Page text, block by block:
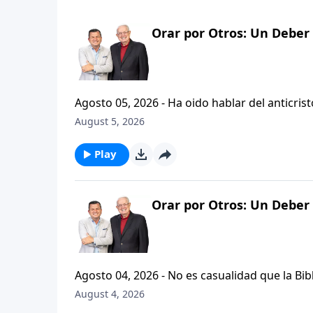
Orar por Otros: Un
Agosto 05, 2026 - Ha oido hablar del anticristo? Hoy vamos a escuchar al pastor Carlos A. Zazueta
que se refiere la Biblia cuando usa la palabra
August 5, 2026
Play
Orar por Otros: Un Deber
Agosto 04, 2026 - No es casualidad que la Biblia contenga
profetas, apostoles...de gente comun y
August 4, 2026